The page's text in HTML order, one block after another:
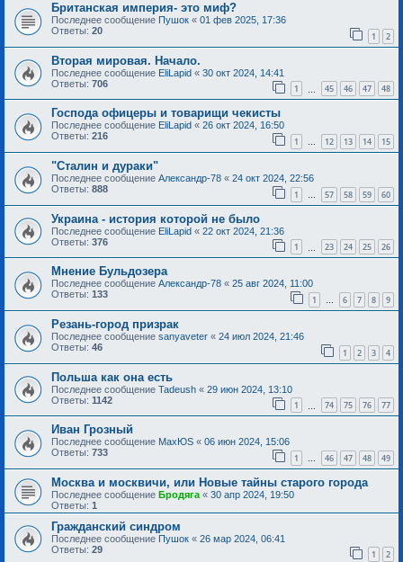
Британская империя- это миф?
Последнее сообщение Пушок « 01 фев 2025, 17:36
Ответы: 20 1 2
Вторая мировая. Начало.
Последнее сообщение EliLapid « 30 окт 2024, 14:41
Ответы: 706 1 45 46 47 48
Господа офицеры и товарищи чекисты
Последнее сообщение EliLapid « 26 окт 2024, 16:50
Ответы: 216 1 … 12 13 14 15
"Сталин и дураки"
Последнее сообщение Александр-78 « 24 окт 2024, 22:56
Ответы: 888 1 … 57 58 59 60
Украина - история которой не было
Последнее сообщение EliLapid « 22 окт 2024, 21:36
Ответы: 376 1 23 24 25 26
Мнение Бульдозера
Последнее сообщение Александр-78 « 25 авг 2024, 11:00
Ответы: 133 1 … 6 7 8 9
Резань-город призрак
Последнее сообщение sanyaveter « 24 июл 2024, 21:46
Ответы: 46 1 2 3 4
Польша как она есть
Последнее сообщение Tadeush « 29 июн 2024, 13:10
Ответы: 1142 1 74 75 76 77
Иван Грозный
Последнее сообщение MaxЮS « 06 июн 2024, 15:06
Ответы: 733 1 … 46 47 48 49
Москва и москвичи, или Новые тайны старого города
Последнее сообщение Бродяга « 30 апр 2024, 19:50
Ответы: 1
Гражданский синдром
Последнее сообщение Пушок « 26 мар 2024, 06:41
Ответы: 29 1 2